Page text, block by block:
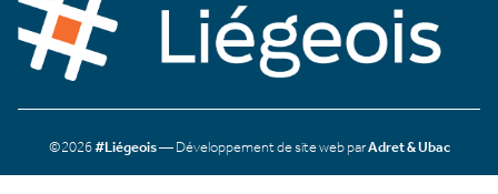
©2026#Liégeois— Développement de site web parAdret & Ubac